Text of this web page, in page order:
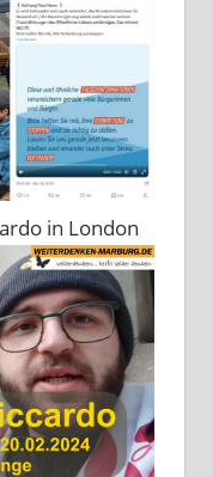
in London